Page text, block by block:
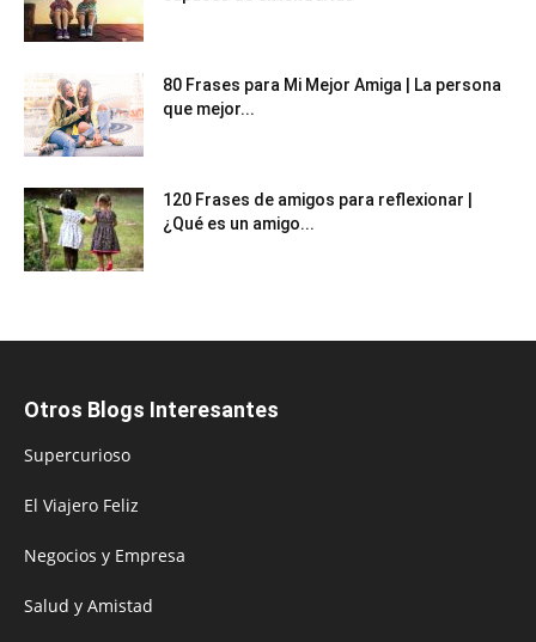
80 Frases para Mi Mejor Amiga | La persona
que mejor...
120 Frases de amigos para reflexionar |
¿Qué es un amigo...
Otros Blogs Interesantes
Supercurioso
El Viajero Feliz
Negocios y Empresa
Salud y Amistad